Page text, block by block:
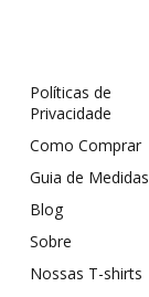
Políticas de
Privacidade
Como Comprar
Guia de Medidas
Blog
Sobre
Nossas T-shirts